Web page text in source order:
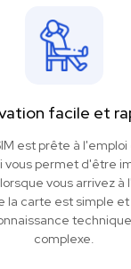
facile et
est prête à
vous permet d'être
vous arrivez à
la carte est simple
complexe.